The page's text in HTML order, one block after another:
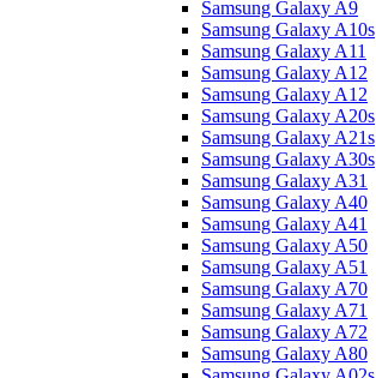
Samsung Galaxy A9
Samsung Galaxy A10s
Samsung Galaxy A11
Samsung Galaxy A12
Samsung Galaxy A12
Samsung Galaxy A20s
Samsung Galaxy A21s
Samsung Galaxy A30s
Samsung Galaxy A31
Samsung Galaxy A40
Samsung Galaxy A41
Samsung Galaxy A50
Samsung Galaxy A51
Samsung Galaxy A70
Samsung Galaxy A71
Samsung Galaxy A72
Samsung Galaxy A80